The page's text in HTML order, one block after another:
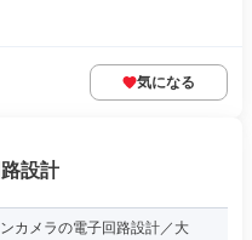
気になる
設計
カメラの電子回路設計／大